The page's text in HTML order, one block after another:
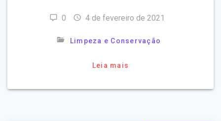
0 4 de fevereiro de 2021
Limpeza e Conservação
Leia mais